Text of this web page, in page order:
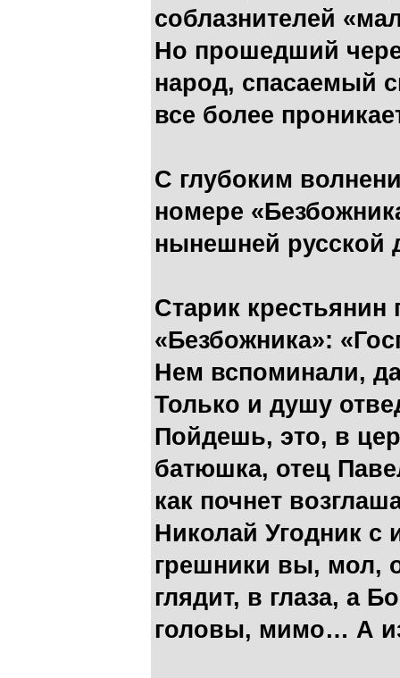
соблазнителей
Но прошедший
народ, спасаемый
все более
С глубоким
номере
нынешней русской
Старик крестьянин
«Безбожника»:
Нем вспоминали,
Только и душу
Пойдешь, это, в
батюшка, отец
как почнет
Николай Угодник с
грешники вы, мол,
глядит, в глаза, а
головы, мимо… А